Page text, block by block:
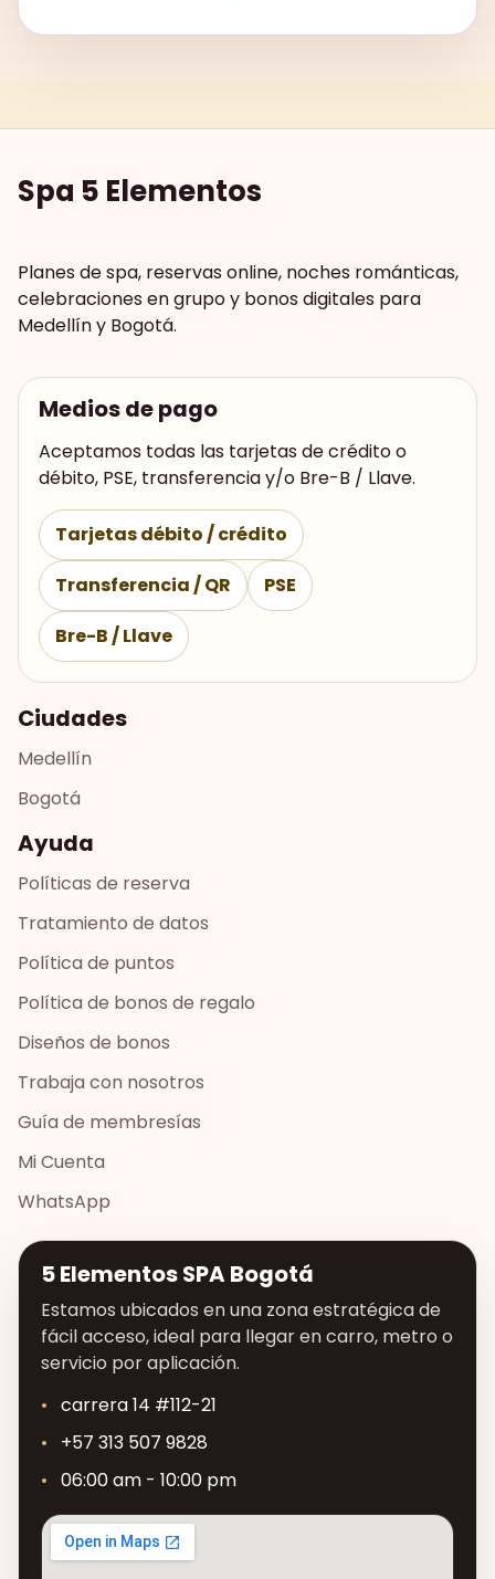
Spa 5 Elementos
Planes de spa, reservas online, noches románticas,
celebraciones en grupo y bonos digitales para
Medellín y Bogotá.
Medios de pago
Aceptamos todas las tarjetas de crédito o
débito, PSE, transferencia y/o Bre-B / Llave.
Tarjetas débito / crédito
Transferencia / QR
PSE
Bre-B / Llave
Ciudades
Medellín
Bogotá
Ayuda
Políticas de reserva
Tratamiento de datos
Política de puntos
Política de bonos de regalo
Diseños de bonos
Trabaja con nosotros
Guía de membresías
Mi Cuenta
WhatsApp
5 Elementos SPA Bogotá
Estamos ubicados en una zona estratégica de
fácil acceso, ideal para llegar en carro, metro o
servicio por aplicación.
carrera 14 #112-21
+57 313 507 9828
06:00 am - 10:00 pm